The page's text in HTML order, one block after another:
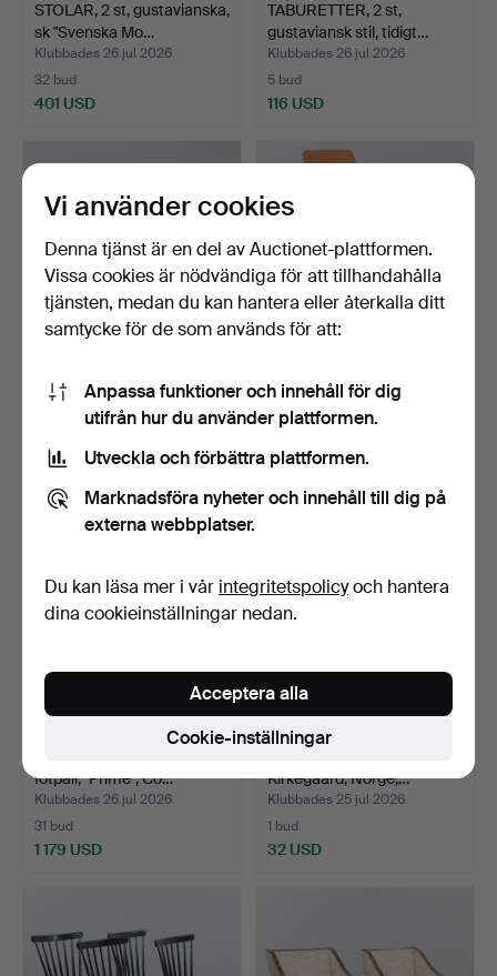
STOLAR, 2 st, gustavianska,
sk "Svenska Mo…
Klubbades 26 jul 2026
32 bud
401 USD
TABURETTER, 2 st,
gustaviansk stil, tidigt…
Klubbades 26 jul 2026
5 bud
116 USD
YNGVE EKSTRÖM.
"Lamino", fotpall, Swedese.
Klubbades 26 jul 2026
15 bud
GUNILLA ALLARD.
Kontorsstol, "Comet
Fivest…
Klubbades 26 jul 2026
29 bud
fotpall, "Prime", Co…
Klubbades 26 jul 2026
31 bud
1 179 USD
Kirkegaard, Norge,…
Klubbades 25 jul 2026
1 bud
32 USD
Vi använder cookies
Denna tjänst är en del av Auctionet-plattformen.
Vissa cookies är nödvändiga för att tillhandahålla
tjänsten, medan du kan hantera eller återkalla ditt
samtycke för de som används för att:
Anpassa funktioner och innehåll för dig
utifrån hur du använder plattformen.
Utveckla och förbättra plattformen.
Marknadsföra nyheter och innehåll till dig på
externa webbplatser.
Du kan läsa mer i vår integritetspolicyoch hantera
dina cookieinställningar nedan.
Cookie-inställningar
Acceptera alla